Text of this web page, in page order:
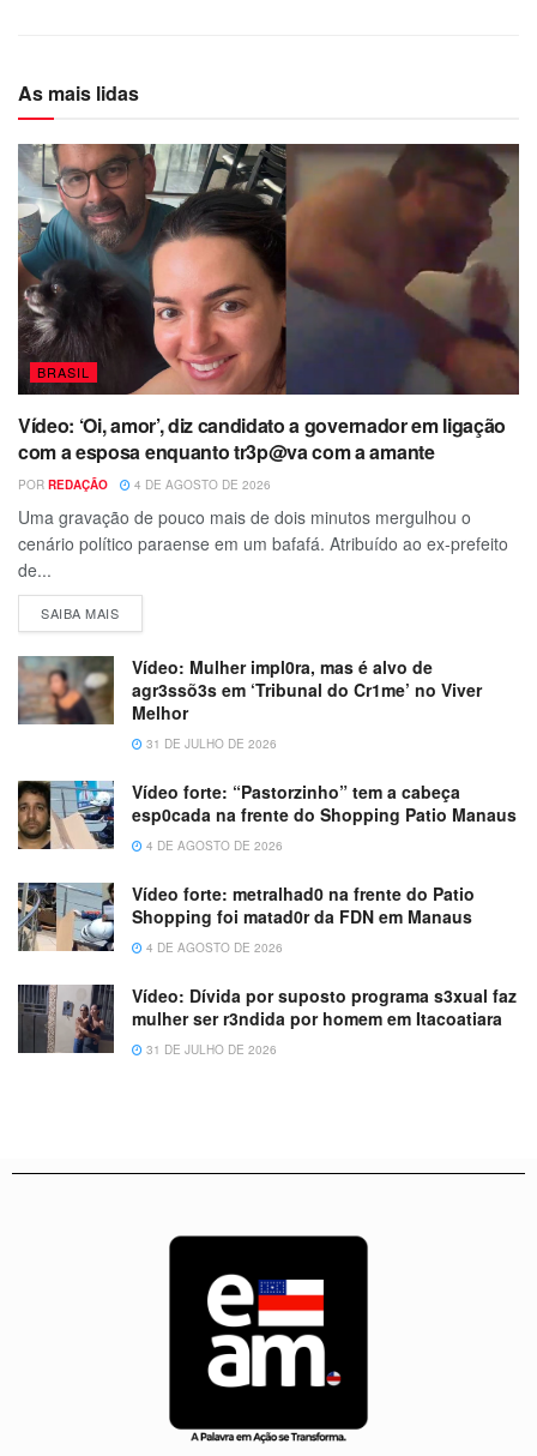
As mais lidas
BRASIL
Vídeo: ‘Oi, amor’, diz candidato a governador em ligação
com a esposa enquanto tr3p@va com a amante
POR REDAÇÃO 4 DE AGOSTO DE 2026
Uma gravação de pouco mais de dois minutos mergulhou o
cenário político paraense em um bafafá. Atribuído ao ex-prefeito
de...
SAIBA MAIS
Vídeo: Mulher impl0ra, mas é alvo de
agr3ssõ3s em ‘Tribunal do Cr1me’ no Viver
Melhor
31 DE JULHO DE 2026
Vídeo forte: “Pastorzinho” tem a cabeça
esp0cada na frente do Shopping Patio Manaus
4 DE AGOSTO DE 2026
Vídeo forte: metralhad0 na frente do Patio
Shopping foi matad0r da FDN em Manaus
4 DE AGOSTO DE 2026
Vídeo: Dívida por suposto programa s3xual faz
mulher ser r3ndida por homem em Itacoatiara
31 DE JULHO DE 2026